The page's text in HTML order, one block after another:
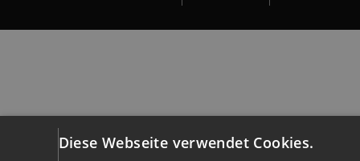
Diese Webseite verwendet Cookies.